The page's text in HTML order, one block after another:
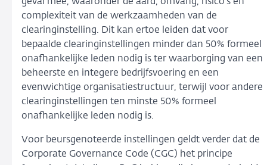
complexiteit van de werkzaamheden van de
clearinginstelling. Dit kan ertoe leiden dat voor
bepaalde clearinginstellingen minder dan 50% formeel
onafhankelijke leden nodig is ter waarborging van een
beheerste en integere bedrijfsvoering en een
evenwichtige organisatiestructuur, terwijl voor andere
clearinginstellingen ten minste 50% formeel
onafhankelijke leden nodig is.
Voor beursgenoteerde instellingen geldt verder dat de
Corporate Governance Code (CGC) het principe